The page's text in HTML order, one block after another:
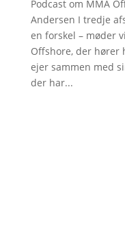
Podcast om MMA
Andersen I tredje
en forskel – møder
Offshore, der hører
ejer sammen med
der har...